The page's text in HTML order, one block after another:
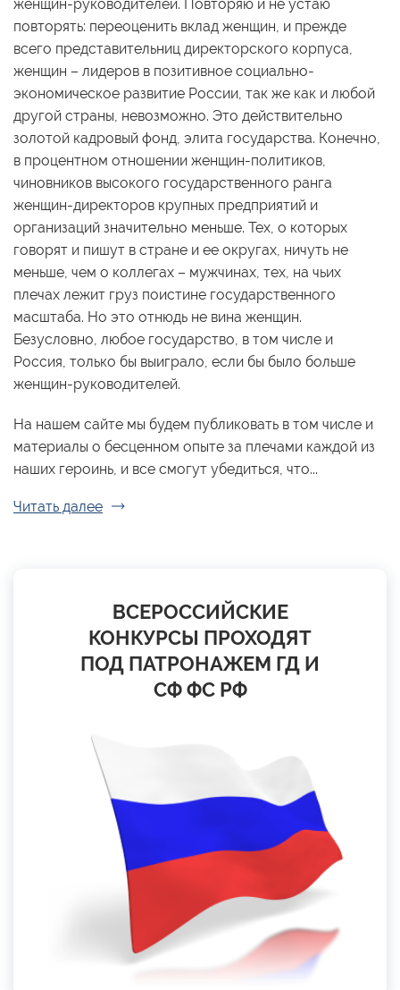
женщин-руководителей. Повторяю и не устаю
повторять: переоценить вклад женщин, и прежде
всего представительниц директорского корпуса,
женщин – лидеров в позитивное социально-
экономическое развитие России, так же как и любой
другой страны, невозможно. Это действительно
золотой кадровый фонд, элита государства. Конечно,
в процентном отношении женщин-политиков,
чиновников высокого государственного ранга
женщин-директоров крупных предприятий и
организаций значительно меньше. Тех, о которых
говорят и пишут в стране и ее округах, ничуть не
меньше, чем о коллегах – мужчинах, тех, на чьих
плечах лежит груз поистине государственного
масштаба. Но это отнюдь не вина женщин.
Безусловно, любое государство, в том числе и
Россия, только бы выиграло, если бы было больше
женщин-руководителей.
На нашем сайте мы будем публиковать в том числе и
материалы о бесценном опыте за плечами каждой из
наших героинь, и все смогут убедиться, что...
Читать далее
ВСЕРОССИЙСКИЕ
КОНКУРСЫ ПРОХОДЯТ
ПОД ПАТРОНАЖЕМ ГД И
СФ ФС РФ